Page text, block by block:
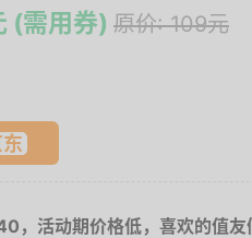
(需用券) 原价: 109元
，活动期价格低，喜欢的值友